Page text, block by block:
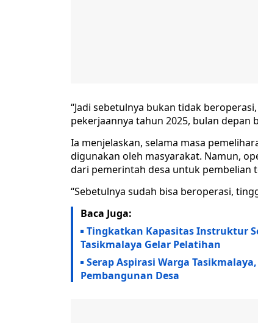
“Jadi sebetulnya bukan tidak
pekerjaannya tahun 2025, bulan depan
Ia menjelaskan, selama masa
digunakan oleh masyarakat. Namun,
dari pemerintah desa untuk pembelian
“Sebetulnya sudah bisa beroperasi,
Baca Juga:
Tingkatkan Kapasitas Instruktur
Tasikmalaya Gelar Pelatihan
Serap Aspirasi Warga
Pembangunan Desa